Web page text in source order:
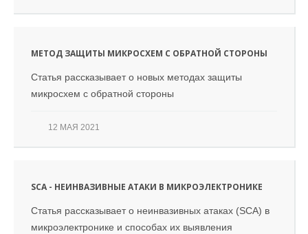
МЕТОД ЗАЩИТЫ МИКРОСХЕМ С ОБРАТНОЙ СТОРОНЫ
Статья рассказывает о новых методах защиты
микросхем с обратной стороны
12 МАЯ 2021
SCA - НЕИНВАЗИВНЫЕ АТАКИ В МИКРОЭЛЕКТРОНИКЕ
Статья рассказывает о неинвазивных атаках (SCA) в
микроэлектронике и способах их выявления